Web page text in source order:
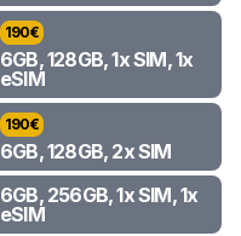
190€
6GB, 128GB, 1x SIM, 1x
eSIM
190€
6GB, 128GB, 2x SIM
6GB, 256GB, 1x SIM, 1x
eSIM